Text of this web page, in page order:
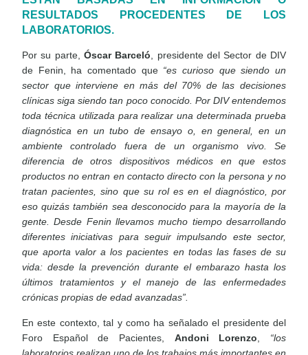
RESULTADOS PROCEDENTES DE LOS
LABORATORIOS.
Por su parte, Óscar Barceló , presidente del Sector de DIV
de Fenin, ha comentado que “es curioso que siendo un
sector que interviene en más del 70% de las decisiones
clínicas siga siendo tan poco conocido. Por DIV entendemos
toda técnica utilizada para realizar una determinada prueba
diagnóstica en un tubo de ensayo o, en general, en un
ambiente controlado fuera de un organismo vivo. Se
diferencia de otros dispositivos médicos en que estos
productos no entran en contacto directo con la persona y no
tratan pacientes, sino que su rol es en el diagnóstico, por
eso quizás también sea desconocido para la mayoría de la
gente. Desde Fenin llevamos mucho tiempo desarrollando
diferentes iniciativas para seguir impulsando este sector,
que aporta valor a los pacientes en todas las fases de su
vida: desde la prevención durante el embarazo hasta los
últimos tratamientos y el manejo de las enfermedades
crónicas propias de edad avanzadas”.
En este contexto, tal y como ha señalado el presidente del
Foro Español de Pacientes, Andoni Lorenzo
“los
laboratorios realizan uno de los trabajos más importantes en